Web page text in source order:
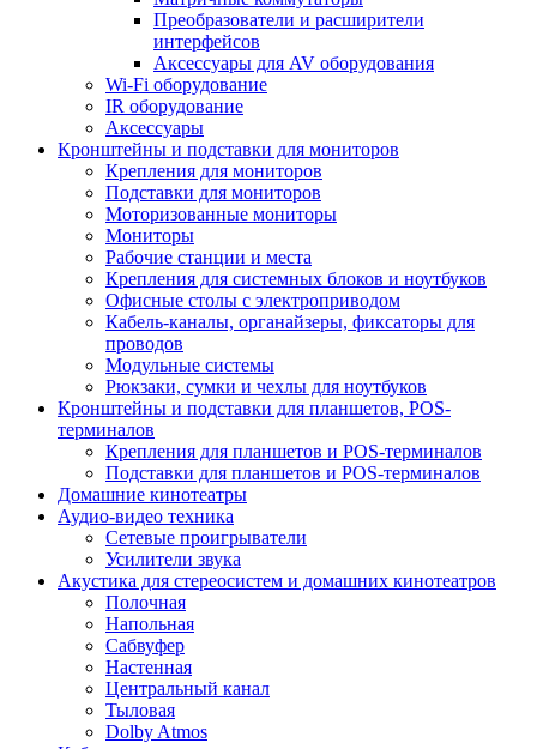
Преобразователи и расширители
интерфейсов
Аксессуары для AV оборудования
Wi-Fi оборудование
IR оборудование
Аксессуары
Кронштейны и подставки для мониторов
Крепления для мониторов
Подставки для мониторов
Моторизованные мониторы
Мониторы
Рабочие станции и места
Крепления для системных блоков и ноутбуков
Офисные столы с электроприводом
Кабель-каналы, органайзеры, фиксаторы для
проводов
Модульные системы
Рюкзаки, сумки и чехлы для ноутбуков
Кронштейны и подставки для планшетов, POS-
терминалов
Крепления для планшетов и POS-терминалов
Подставки для планшетов и POS-терминалов
Домашние кинотеатры
Аудио-видео техника
Сетевые проигрыватели
Усилители звука
Акустика для стереосистем и домашних кинотеатров
Полочная
Напольная
Сабвуфер
Настенная
Центральный канал
Тыловая
Dolby Atmos